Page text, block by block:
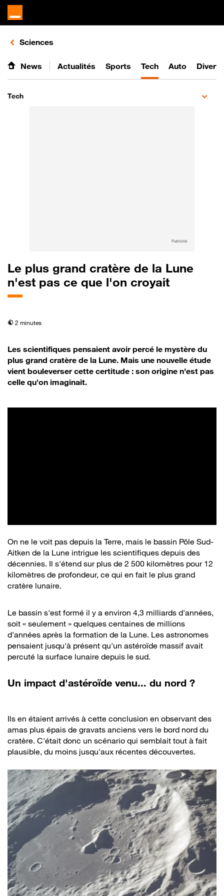
Retours vers le listing d'articles de la catégorie
Sciences
News Actualités Sports Tech Auto
Tech
Publicité
Le plus grand cratère de la Lune
n'est pas ce que l'on croyait
temps de lecture
2 minutes
Les scientifiques pensaient avoir percé le mystère du
plus grand cratère de la Lune. Mais une nouvelle étude
vient bouleverser cette certitude : son origine n'est pas
celle qu'on imaginait.
On ne le voit pas depuis la Terre, mais le bassin Pôle Sud-
Aitken de la Lune intrigue les scientifiques depuis des
décennies. Il s'étend sur plus de 2 500 kilomètres pour 12
kilomètres de profondeur, ce qui en fait le plus grand
cratère lunaire.
Le bassin s'est formé il y a environ 4,3 milliards d'années,
soit « seulement » quelques centaines de millions
d'années après la formation de la Lune. Les astronomes
pensaient jusqu'à présent qu'un astéroïde massif avait
percuté la surface lunaire depuis le sud.
Un impact d'astéroïde venu... du nord ?
Ils en étaient arrivés à cette conclusion en observant des
amas plus épais de gravats anciens vers le bord nord du
cratère. C'était donc un scénario qui semblait tout à fait
plausible, du moins jusqu'aux récentes découvertes.